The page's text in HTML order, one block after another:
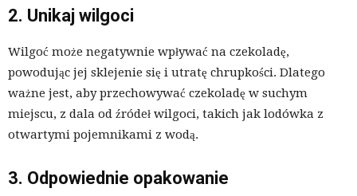
2. Unikaj wilgoci
Wilgoć może negatywnie wpływać na czekoladę,
powodując jej sklejenie się i utratę chrupkości. Dlatego
ważne jest, aby przechowywać czekoladę w suchym
miejscu, z dala od źródeł wilgoci, takich jak lodówka z
otwartymi pojemnikami z wodą.
3. Odpowiednie opakowanie